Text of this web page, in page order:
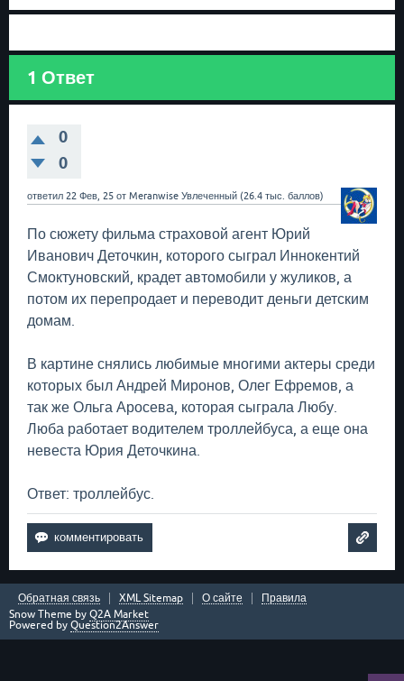
1 Ответ
0
0
ответил 22 Фев, 25 от Meranwise Увлеченный (26.4 тыс. баллов)
По сюжету фильма страховой агент Юрий
Иванович Деточкин, которого сыграл Иннокентий
Смоктуновский, крадет автомобили у жуликов, а
потом их перепродает и переводит деньги детским
домам.
В картине снялись любимые многими актеры среди
которых был Андрей Миронов, Олег Ефремов, а
так же Ольга Аросева, которая сыграла Любу.
Люба работает водителем троллейбуса, а еще она
невеста Юрия Деточкина.
Ответ: троллейбус.
Обратная связь XML Sitemap О сайте
Правила
Snow Theme by Q2A Market
Powered by Question2Answer